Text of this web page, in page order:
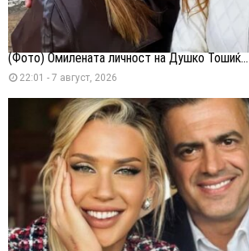
(Фото) Омилената личност на Душко Тошиќ...
22:01 - 7 август, 2026